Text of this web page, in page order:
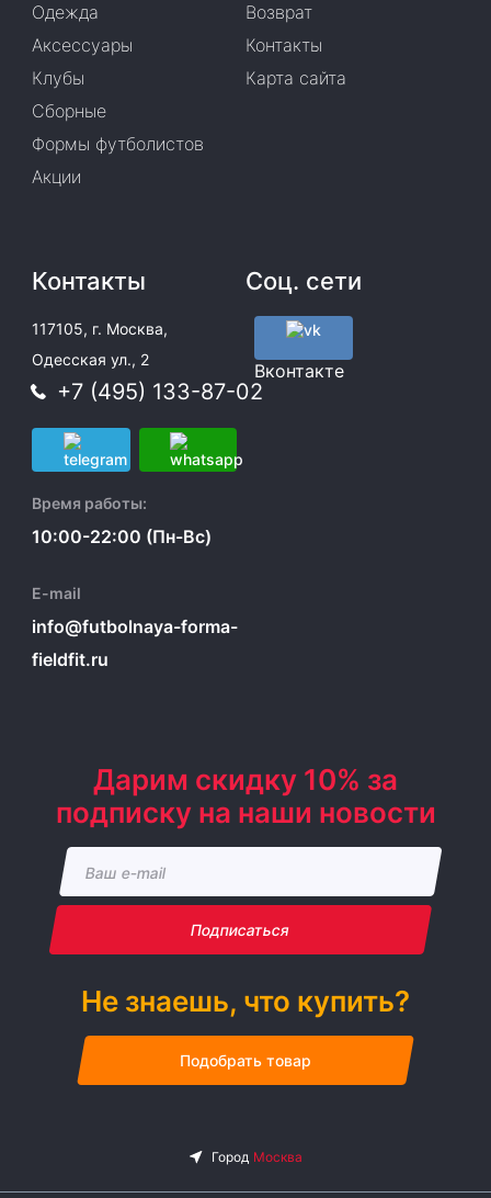
Одежда
Аксессуары
Клубы
Сборные
Формы футболистов
Акции
Возврат
Контакты
Карта сайта
Контакты
117105, г. Москва,
Одесская ул., 2
+7 (495) 133-87-02
Время работы:
10:00-22:00 (Пн-Вс)
E-mail
info@futbolnaya-forma-
fieldfit.ru
Соц. сети
Вконтакте
Дарим скидку 10% за
подписку на наши новости
Подписаться
Не знаешь, что купить?
Подобрать товар